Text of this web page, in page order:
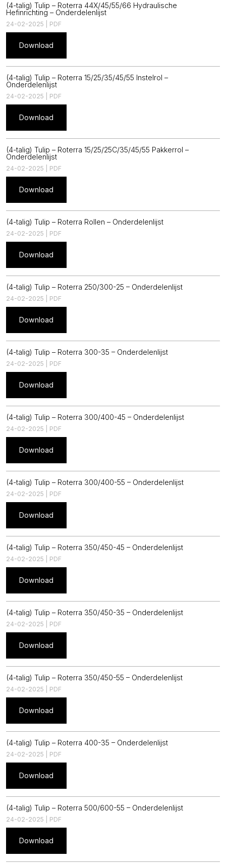
(4-talig) Tulip – Roterra 44X/45/55/66 Hydraulische
Hefinrichting – Onderdelenlijst
24-02-2025 | PDF
Download
(4-talig) Tulip – Roterra 15/25/35/45/55 Instelrol –
Onderdelenlijst
24-02-2025 | PDF
Download
(4-talig) Tulip – Roterra 15/25/25C/35/45/55 Pakkerrol –
Onderdelenlijst
24-02-2025 | PDF
Download
(4-talig) Tulip – Roterra Rollen – Onderdelenlijst
24-02-2025 | PDF
Download
(4-talig) Tulip – Roterra 250/300-25 – Onderdelenlijst
24-02-2025 | PDF
Download
(4-talig) Tulip – Roterra 300-35 – Onderdelenlijst
24-02-2025 | PDF
Download
(4-talig) Tulip – Roterra 300/400-45 – Onderdelenlijst
24-02-2025 | PDF
Download
(4-talig) Tulip – Roterra 300/400-55 – Onderdelenlijst
24-02-2025 | PDF
Download
(4-talig) Tulip – Roterra 350/450-45 – Onderdelenlijst
24-02-2025 | PDF
Download
(4-talig) Tulip – Roterra 350/450-35 – Onderdelenlijst
24-02-2025 | PDF
Download
(4-talig) Tulip – Roterra 350/450-55 – Onderdelenlijst
24-02-2025 | PDF
Download
(4-talig) Tulip – Roterra 400-35 – Onderdelenlijst
24-02-2025 | PDF
Download
(4-talig) Tulip – Roterra 500/600-55 – Onderdelenlijst
24-02-2025 | PDF
Download